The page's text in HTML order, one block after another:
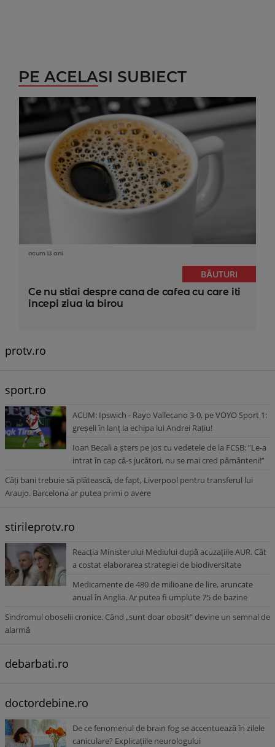
PE ACELASI SUBIECT
acum 13 ani
BĂUTURI
Ce nu stiai despre cana de cafea cu care iti
incepi ziua la birou
protv.ro
sport.ro
ACUM: Ipswich - Rayo Vallecano 3-0, pe VOYO Sport 1:
greșeli în lanț la echipa lui Andrei Rațiu!
Ioan Becali a șters pe jos cu vedetele de la FCSB: ”Le-a
intrat în cap că-s jucători, nu se mai cred pământeni!”
Câți bani trebuie să plătească, de fapt, Liverpool pentru transferul lui
Araujo. Barcelona ar putea primi o avere
stirileprotv.ro
Reacția Ministerului Mediului după acuzațiile AUR. Cât
a costat elaborarea strategiei de biodiversitate
Medicamente de 480 de milioane de lire, aruncate
anual în Anglia. Ar putea fi umplute 75 de bazine
Sindromul oboselii cronice. Când „sunt doar obosit” devine un semnal de
alarmă
debarbati.ro
doctordebine.ro
De ce fenomenul de brain fog se accentuează în zilele
caniculare? Explicațiile neurologului